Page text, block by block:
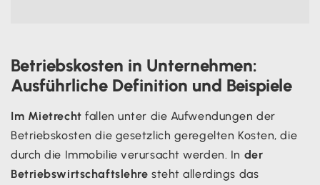
Betriebskosten in Unternehmen:
Ausführliche Definition und Beispiele
Im Mietrecht fallen unter die Aufwendungen der
Betriebskosten die gesetzlich geregelten Kosten, die
durch die Immobilie verursacht werden. In der
Betriebswirtschaftslehre steht allerdings das